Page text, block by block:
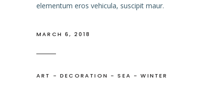
elementum eros vehicula, suscipit maur.
MARCH 6, 2018
ART -DECORATION -SEA -WINTER